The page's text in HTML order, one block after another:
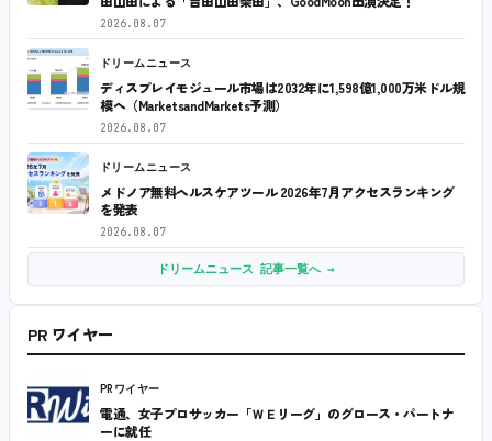
2026.08.07
ドリームニュース
ディスプレイモジュール市場は2032年に1,598億1,000万米ドル規
模へ（MarketsandMarkets予測）
2026.08.07
ドリームニュース
メドノア無料ヘルスケアツール 2026年7月アクセスランキング
を発表
2026.08.07
ドリームニュース 記事一覧へ →
PR ワイヤー
PRワイヤー
電通、女子プロサッカー「ＷＥリーグ」のグロース・パートナ
ーに就任